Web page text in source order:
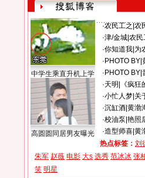
中学生乘直升机上学
高圆圆同居男友曝光
·农民工之 农
·津/金城| 农民
·你知道我| 为
· PHOTO BY|
· PHOTO BY|
·天明
《疯
·小忙人梦| 关
·沉缸酒| 黄渤
·校油泵 艳照
·造型师喜| 黄
热点标签： 刘
朱军 赵薇 电影 大s 选秀 范冰冰 张
笑 明星